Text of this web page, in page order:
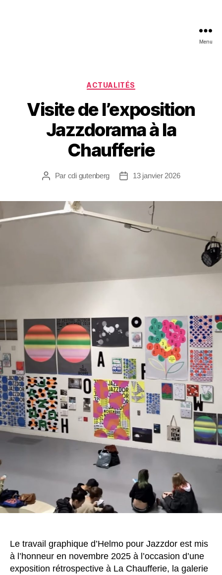
Menu
ACTUALITÉS
Visite de l’exposition
Jazzdorama à la
Chaufferie
Par cdi gutenberg 13 janvier 2026
Le travail graphique d’Helmo pour Jazzdor est mis
à l’honneur en novembre 2025 à l’occasion d’une
exposition rétrospective à La Chaufferie, la galerie